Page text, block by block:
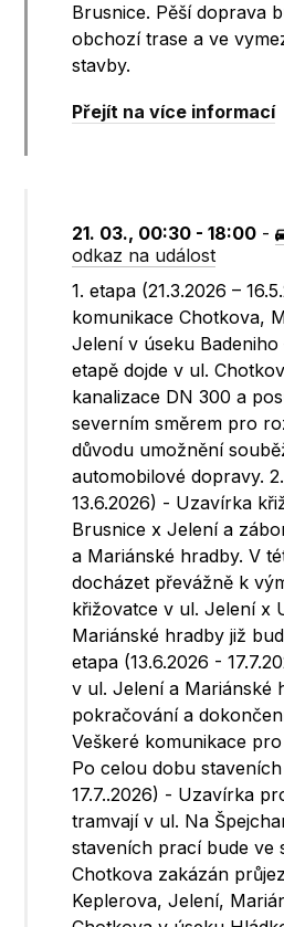
Brusnice. Pěší doprava
obchozí trase a ve
stavby.
Přejít na více informací
21. 03., 00:30 - 18:00 -
odkaz na událost
1. etapa (21.3.2026 –
komunikace Chotkova,
Jelení v úseku
etapě dojde v ul.
kanalizace DN 300 a
severním směrem pro
důvodu umožnění
automobilové dopravy.
13.6.2026) - Uzavírka
Brusnice x Jelení a
a Mariánské hradby. V
docházet převážně k
křižovatce v ul. Jelení x
Mariánské hradby již
etapa (13.6.2026 -
v ul. Jelení a Mariánské
pokračování a
Veškeré komunikace
Po celou dobu
17.7..2026) - Uzavírka
tramvají v ul. Na
staveních prací bude ve
Chotkova zakázán
Keplerova, Jelení,